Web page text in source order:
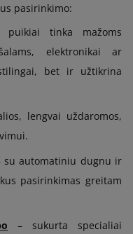
pasirinkimo:
puikiai tinka mažoms
elektronikai ar
bet ir užtikrina
lengvai uždaromos,
su automatiniu dugnu ir
pasirinkimas greitam
– sukurta specialiai